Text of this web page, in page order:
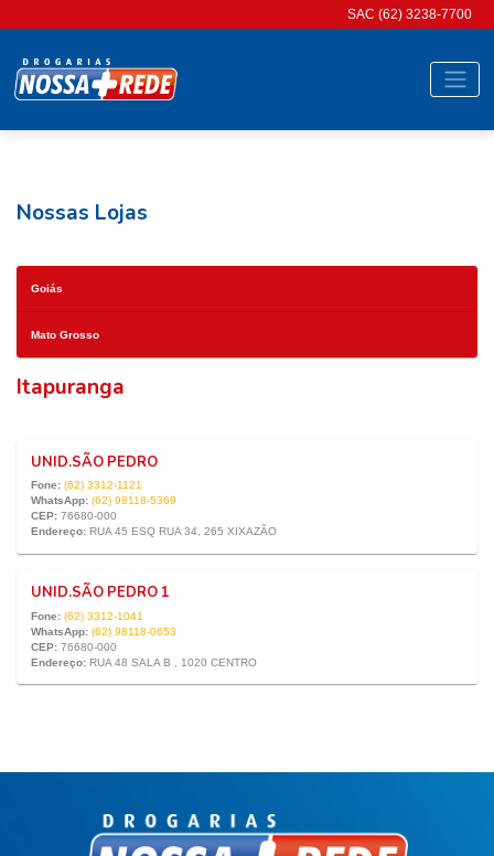
SAC (62) 3238-7700
Nossas Lojas
Goiás
Mato Grosso
Itapuranga
UNID.SÃO PEDRO
Fone: (62) 3312-1121
WhatsApp: (62) 98118-5369
CEP:76680-000
Endereço:RUA 45 ESQ RUA 34, 265 XIXAZÃO
UNID.SÃO PEDRO 1
Fone: (62) 3312-1041
WhatsApp: (62) 98118-0653
CEP:76680-000
Endereço:RUA 48 SALA B , 1020 CENTRO